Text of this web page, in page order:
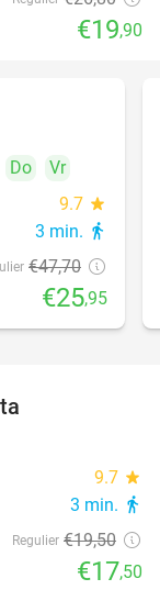
€19,90
Do
Vr
9.7 star
3 min. directions_walk
€47,70
€25,95
9.7 star
3 min. directions_walk
Regulier €19,50
€17,50